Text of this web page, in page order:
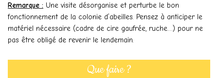
Remarque : Une visite désorganise et perturbe le bon
fonctionnement de la colonie d’abeilles. Pensez à anticiper le
matériel nécessaire (cadre de cire gaufrée, ruche…) pour ne
pas être obligé de revenir le lendemain.
Que faire ?